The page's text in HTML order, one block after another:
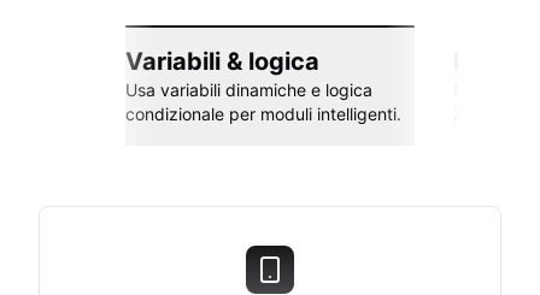
Variabili & logica
Usa variabili dinamiche e logica
condizionale per moduli intelligenti.